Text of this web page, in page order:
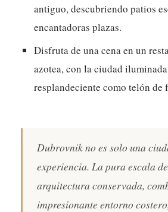
antiguo, descubriendo patios
encantadoras plazas.
Disfruta de una cena en un
azotea, con la ciudad
resplandeciente como telón de
Dubrovnik no es solo una
experiencia. La pura escala
arquitectura conservada,
impresionante entorno